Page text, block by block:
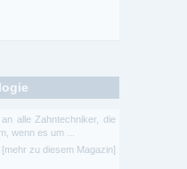
alle Zahntechniker, die
wenn es um ...
[mehr zu diesem Magazin]